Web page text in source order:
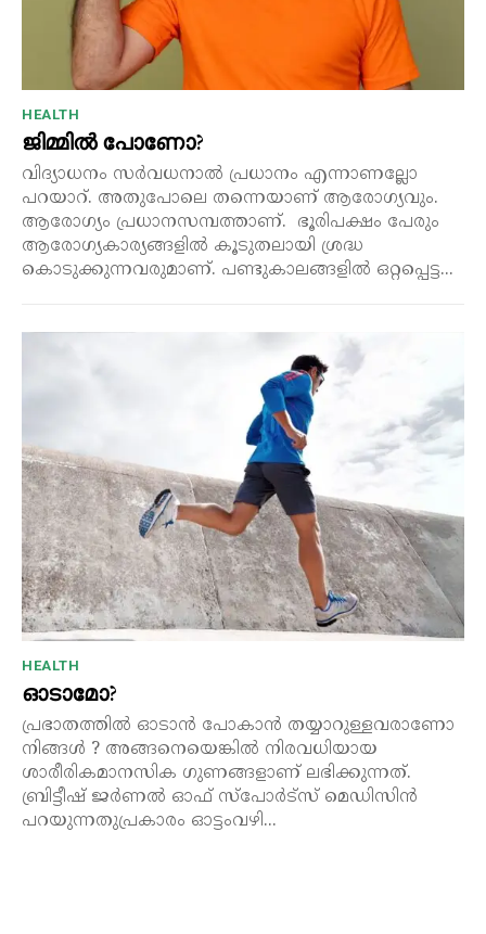
HEALTH
ജിമ്മിൽ പോണോ?
വിദ്യാധനം സർവധനാൽ പ്രധാനം എന്നാണല്ലോ
പറയാറ്. അതുപോലെ തന്നെയാണ് ആരോഗ്യവും.
ആരോഗ്യം പ്രധാനസമ്പത്താണ്. ഭൂരിപക്ഷം പേരും
ആരോഗ്യകാര്യങ്ങളിൽ കൂടുതലായി ശ്രദ്ധ
കൊടുക്കുന്നവരുമാണ്. പണ്ടുകാലങ്ങളിൽ ഒറ്റപ്പെട്ട...
HEALTH
ഓടാമോ?
പ്രഭാതത്തിൽ ഓടാൻ പോകാൻ തയ്യാറുള്ളവരാണോ
നിങ്ങൾ ? അങ്ങനെയെങ്കിൽ നിരവധിയായ
ശാരീരികമാനസിക ഗുണങ്ങളാണ് ലഭിക്കുന്നത്.
ബ്രിട്ടീഷ് ജർണൽ ഓഫ് സ്പോർട്സ് മെഡിസിൻ
പറയുന്നതുപ്രകാരം ഓട്ടംവഴി...